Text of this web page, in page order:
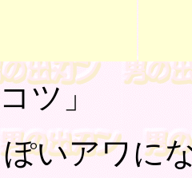
ツ」
いアワに